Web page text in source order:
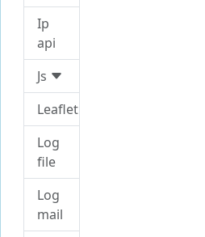
Ip
api
Js
Leaflet
Log
file
Log
mail